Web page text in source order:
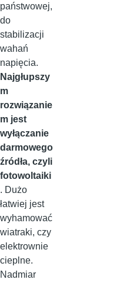
państwowej,
do
stabilizacji
wahań
napięcia.
Najgłupszy
m
rozwiązanie
m jest
wyłączanie
darmowego
źródła, czyli
fotowoltaiki
. Dużo
łatwiej jest
wyhamować
wiatraki, czy
elektrownie
cieplne.
Nadmiar